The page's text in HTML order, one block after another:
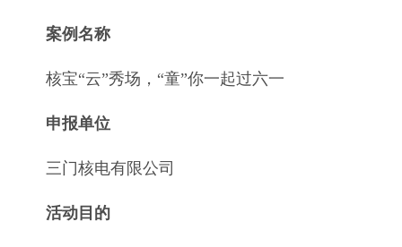
案例名称
核宝“云”秀场，“童”你一起过六一
申报单位
三门核电有限公司
活动目的